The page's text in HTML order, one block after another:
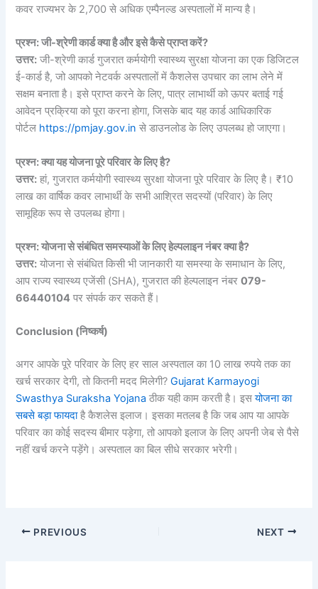
कवर राज्यभर के 2,700 से अधिक एम्पैनल्ड अस्पतालों में मान्य है।
प्रश्न: जी-श्रेणी कार्ड क्या है और इसे कैसे प्राप्त करें?
उत्तर: जी-श्रेणी कार्ड गुजरात कर्मयोगी स्वास्थ्य सुरक्षा योजना का एक डिजिटल
ई-कार्ड है, जो आपको नेटवर्क अस्पतालों में कैशलेस उपचार का लाभ लेने में
सक्षम बनाता है। इसे प्राप्त करने के लिए, पात्र लाभार्थी को ऊपर बताई गई
आवेदन प्रक्रिया को पूरा करना होगा, जिसके बाद यह कार्ड आधिकारिक
पोर्टल https://pmjay.gov.in से डाउनलोड के लिए उपलब्ध हो जाएगा।
प्रश्न: क्या यह योजना पूरे परिवार के लिए है?
उत्तर: हां, गुजरात कर्मयोगी स्वास्थ्य सुरक्षा योजना पूरे परिवार के लिए है। ₹10
लाख का वार्षिक कवर लाभार्थी के सभी आश्रित सदस्यों (परिवार) के लिए
सामूहिक रूप से उपलब्ध होगा।
प्रश्न: योजना से संबंधित समस्याओं के लिए हेल्पलाइन नंबर क्या है?
उत्तर: योजना से संबंधित किसी भी जानकारी या समस्या के समाधान के लिए,
आप राज्य स्वास्थ्य एजेंसी (SHA), गुजरात की हेल्पलाइन नंबर079-
66440104 पर संपर्क कर सकते हैं।
Conclusion (निष्कर्ष)
अगर आपके पूरे परिवार के लिए हर साल अस्पताल का 10 लाख रुपये तक का
खर्च सरकार देगी, तो कितनी मदद मिलेगी?Gujarat Karmayogi
Swasthya Suraksha Yojana ठीक यही काम करती है। इसयोजना का
सबसे बड़ा फायदाहै कैशलेस इलाज। इसका मतलब है कि जब आप या आपके
परिवार का कोई सदस्य बीमार पड़ेगा, तो आपको इलाज के लिए अपनी जेब से पैसे
नहीं खर्च करने पड़ेंगे। अस्पताल का बिल सीधे सरकार भरेगी।
PREVIOUS NEXT